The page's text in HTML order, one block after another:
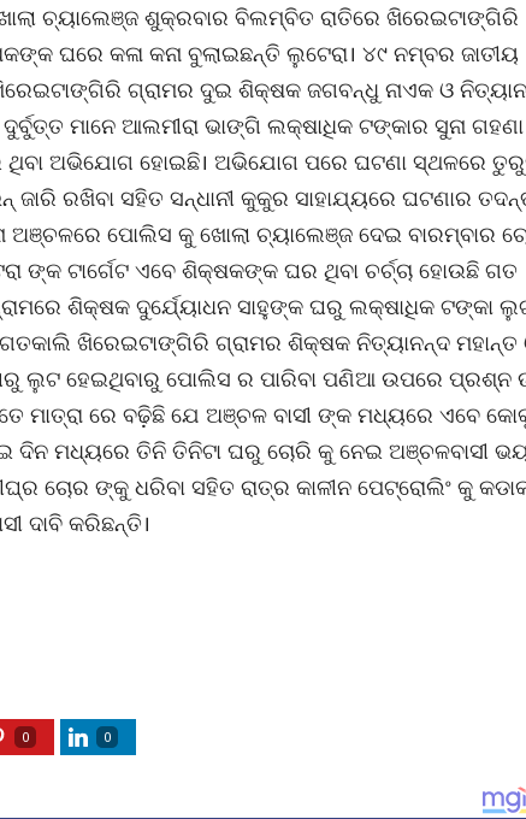
ଚ୍ୟାଲେଞ୍ଜ ଶୁକ୍ରବାର ବିଲମ୍ବିତ ରାତିରେ ଖିରେଇଟାଙ୍ଗିରି
ଘରେ କଳା କନା ବୁଲାଇଛନ୍ତି ଲୁଟେରା। ୪୯ ନମ୍ବର ଜାତୀୟ
ଗ୍ରାମର ଦୁଇ ଶିକ୍ଷକ ଜଗବନ୍ଧୁ ନାଏକ ଓ
ମାନେ ଆଲମୀରା ଭାଙ୍ଗି ଲକ୍ଷାଧିକ ଟଙ୍କାର ସୁନା
ଥିବା ଅଭିଯୋଗ ହୋଇଛି। ଅଭିଯୋଗ ପରେ ଘଟଣା ସ୍ଥଳରେ
ଜାରି ରଖିବା ସହିତ ସନ୍ଧାନୀ କୁକୁର ସାହାଯ୍ୟରେ ଘଟଣାର
ଅଞ୍ଚଳରେ ପୋଲିସ କୁ ଖୋଲା ଚ୍ୟାଲେଞ୍ଜ ଦେଇ ବାରମ୍ବାର
ଙ୍କ ଟାର୍ଗେଟ ଏବେ ଶିକ୍ଷକଙ୍କ ଘର ଥିବା ଚର୍ଚ୍ଚା ହୋଉଛି ଗତ
ଶିକ୍ଷକ ଦୁର୍ଯ୍ୟୋଧନ ସାହୁଙ୍କ ଘରୁ ଲକ୍ଷାଧିକ ଟଙ୍କା
ଖିରେଇଟାଙ୍ଗିରି ଗ୍ରାମର ଶିକ୍ଷକ ନିତ୍ୟାନନ୍ଦ ମହାନ୍ତ
ଲୁଟ ହେଇଥିବାରୁ ପୋଲିସ ର ପାରିବା ପଣିଆ ଉପରେ ପ୍ରଶ୍ନ
ମାତ୍ରା ରେ ବଢ଼ିଛି ଯେ ଅଞ୍ଚଳ ବାସୀ ଙ୍କ ମଧ୍ୟରେ ଏବେ
ଦିନ ମଧ୍ୟରେ ତିନି ତିନିଟା ଘରୁ ଚୋରି କୁ ନେଇ ଅଞ୍ଚଳବାସୀ
ଚୋର ଙ୍କୁ ଧରିବା ସହିତ ରାତ୍ର କାଳୀନ ପେଟ୍ରୋଲିଂ କୁ
ଦାବି କରିଛନ୍ତି।
0 0